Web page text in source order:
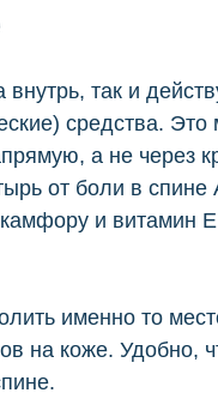
так и
средства.
а не через
от боли в спине
и витамин
именно то
на коже. Удобно,